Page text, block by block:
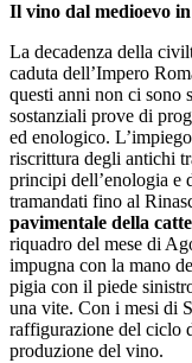
Il vino dal medioevo
La decadenza della
caduta dell’Impero
questi anni non ci sono
sostanziali prove di
ed enologico.
riscrittura degli antichi
principi dell’enologia e
tramandati fino al
pavimentale della
riquadro del mese di
impugna con la mano
pigia con il piede
una vite. Con i mesi di
raffigurazione del ciclo
produzione del vino.